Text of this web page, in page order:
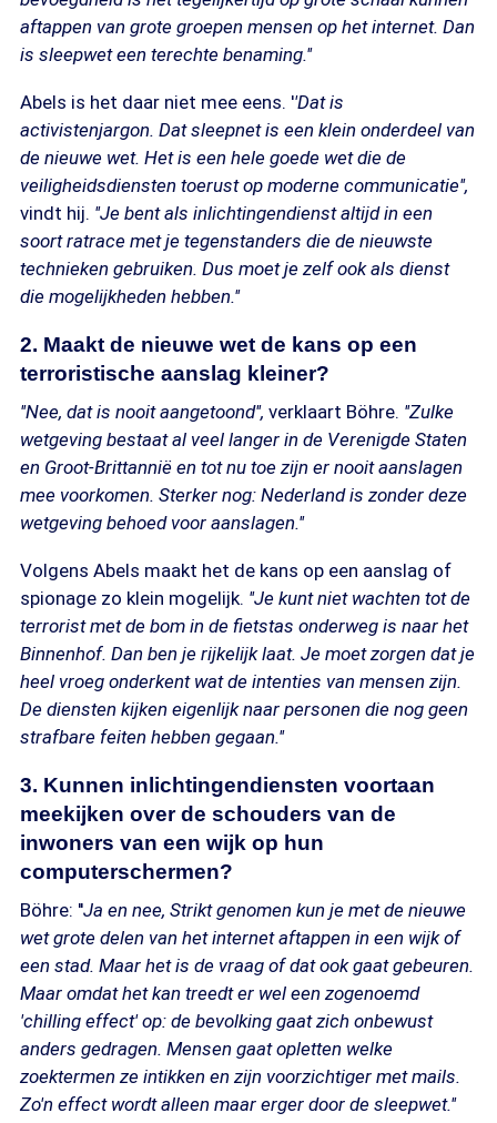
aftappen van grote groepen mensen op het internet. Dan
is sleepwet een terechte benaming.''
Abels is het daar niet mee eens. ''Dat is
activistenjargon. Dat sleepnet is een klein onderdeel van
de nieuwe wet. Het is een hele goede wet die de
veiligheidsdiensten toerust op moderne communicatie'',
vindt hij. ''Je bent als inlichtingendienst altijd in een
soort ratrace met je tegenstanders die de nieuwste
technieken gebruiken. Dus moet je zelf ook als dienst
die mogelijkheden hebben.''
2. Maakt de nieuwe wet de kans op een
terroristische aanslag kleiner?
''Nee, dat is nooit aangetoond'', verklaart Böhre. ''Zulke
wetgeving bestaat al veel langer in de Verenigde Staten
en Groot-Brittannië en tot nu toe zijn er nooit aanslagen
mee voorkomen. Sterker nog: Nederland is zonder deze
wetgeving behoed voor aanslagen.''
Volgens Abels maakt het de kans op een aanslag of
spionage zo klein mogelijk. ''Je kunt niet wachten tot de
terrorist met de bom in de fietstas onderweg is naar het
Binnenhof. Dan ben je rijkelijk laat. Je moet zorgen dat je
heel vroeg onderkent wat de intenties van mensen zijn.
De diensten kijken eigenlijk naar personen die nog geen
strafbare feiten hebben gegaan.''
3. Kunnen inlichtingendiensten voortaan
meekijken over de schouders van de
inwoners van een wijk op hun
computerschermen?
Böhre: ''Ja en nee, Strikt genomen kun je met de nieuwe
wet grote delen van het internet aftappen in een wijk of
een stad. Maar het is de vraag of dat ook gaat gebeuren.
Maar omdat het kan treedt er wel een zogenoemd
'chilling effect' op: de bevolking gaat zich onbewust
anders gedragen. Mensen gaat opletten welke
zoektermen ze intikken en zijn voorzichtiger met mails.
Zo'n effect wordt alleen maar erger door de sleepwet.''